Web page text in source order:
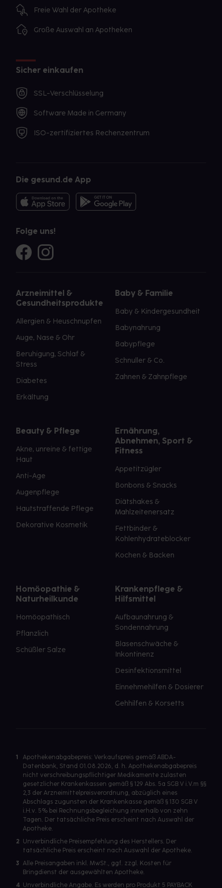
Freie Wahl der Apotheke
Große Auswahl an Apotheken
Sicher einkaufen
SSL-Verschlüsselung
Software Made in Germany
ISO-zertifiziertes Rechenzentrum
Die gesund.de App
Folge uns!
Arzneimittel &
Gesundheitsprodukte
Allergien & Heuschnupfen
Auge, Nase & Ohr
Beruhigung, Schlaf &
Stress
Diabetes
Erkältung
Baby & Familie
Baby & Kindergesundheit
Babynahrung
Babypflege
Schnuller & Co.
Zahnen & Zahnpflege
Beauty & Pflege
Akne, unreine & fettige
Haut
Anti-Age
Augenpflege
Hautstraffende Pflege
Dekorative Kosmetik
Ernährung,
Abnehmen, Sport &
Fitness
Appetitzügler
Bonbons & Snacks
Diätshakes &
Mahlzeitenersatz
Fettbinder &
Kohlenhydrateblocker
Kochen & Backen
Homöopathie &
Naturheilkunde
Homöopathisch
Pflanzlich
Schüßler Salze
Krankenpflege &
Hilfsmittel
Aufbaunahrung &
Sondennahrung
Blasenschwäche &
Inkontinenz
Desinfektionsmittel
Einnehmehilfen & Dosierer
Gehhilfen & Korsetts
1
Apothekenabgabepreis: Verkaufspreis gemäß ABDA-
Datenbank, Stand 01.08.2026, d. h. Apothekenabgabepreis
nicht verschreibungspflichtiger Medikamente zulasten
gesetzlicher Krankenkassen gemäß § 129 Abs. 5a SGB V i.V.m §§
2,3 der Arzneimittelpreisverordnung, abzüglich eines
Abschlags zugunsten der Krankenkasse gemäß § 130 SGB V
i.H.v. 5% bei Rechnungsbegleichung innerhalb von zehn
Tagen. Der tatsächliche Preis erscheint nach Auswahl der
Apotheke.
2 Unverbindliche Preisempfehlung des Herstellers. Der
tatsächliche Preis erscheint nach Auswahl der Apotheke.
3 Alle Preisangaben inkl. MwSt., ggf. zzgl. Kosten für
Bringdienst der ausgewählten Apotheke.
4 Unverbindliche Angabe. Es werden pro Produkt 5 PAYBACK